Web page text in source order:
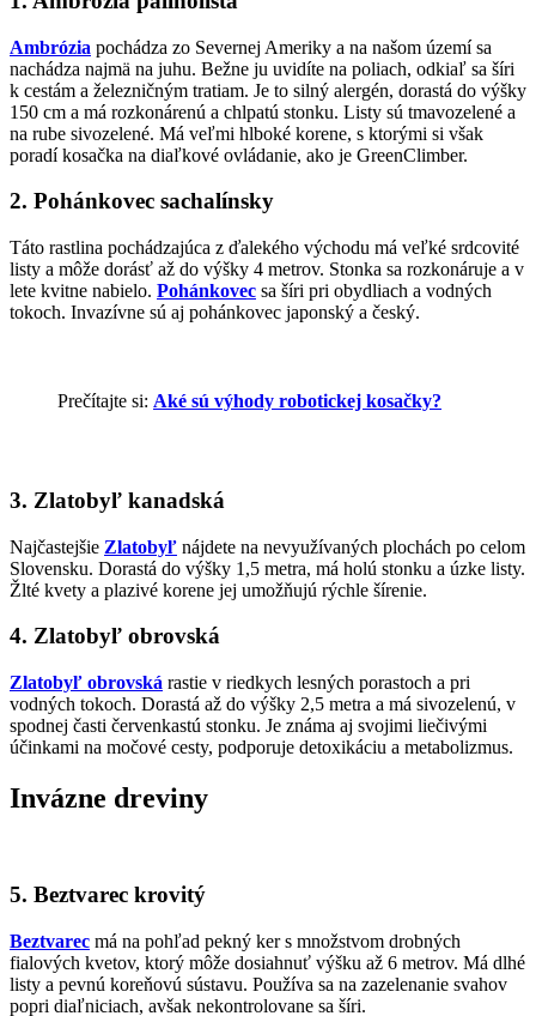
Ambrózia pochádza zo Severnej Ameriky a na našom území sa
nachádza najmä na juhu. Bežne ju uvidíte na poliach, odkiaľ sa šíri
k cestám a železničným tratiam. Je to silný alergén, dorastá do výšky
150 cm a má rozkonárenú a chlpatú stonku. Listy sú tmavozelené a
na rube sivozelené. Má veľmi hlboké korene, s ktorými si však
poradí kosačka na diaľkové ovládanie, ako je GreenClimber.
2. Pohánkovec sachalínsky
Táto rastlina pochádzajúca z ďalekého východu má veľké srdcovité
listy a môže dorásť až do výšky 4 metrov. Stonka sa rozkonáruje a v
lete kvitne nabielo. Pohánkovec sa šíri pri obydliach a vodných
tokoch. Invazívne sú aj pohánkovec japonský a český.
Prečítajte si: Aké sú výhody robotickej kosačky?
3. Zlatobyľ kanadská
Najčastejšie Zlatobyľ nájdete na nevyužívaných plochách po celom
Slovensku. Dorastá do výšky 1,5 metra, má holú stonku a úzke listy.
Žlté kvety a plazivé korene jej umožňujú rýchle šírenie.
4. Zlatobyľ obrovská
Zlatobyľ obrovská rastie v riedkych lesných porastoch a pri
vodných tokoch. Dorastá až do výšky 2,5 metra a má sivozelenú, v
spodnej časti červenkastú stonku. Je známa aj svojimi liečivými
účinkami na močové cesty, podporuje detoxikáciu a metabolizmus.
Invázne dreviny
5. Beztvarec krovitý
Beztvarec má na pohľad pekný ker s množstvom drobných
fialových kvetov, ktorý môže dosiahnuť výšku až 6 metrov. Má dlhé
listy a pevnú koreňovú sústavu. Používa sa na zazelenanie svahov
popri diaľniciach, avšak nekontrolovane sa šíri.